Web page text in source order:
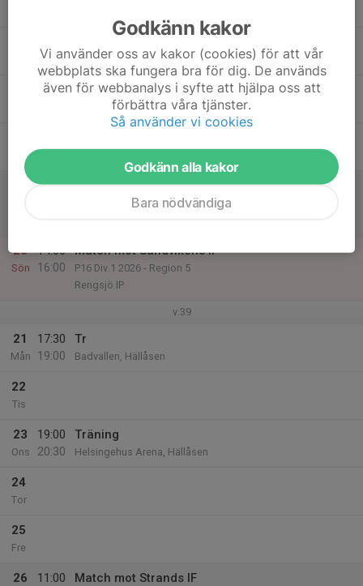
20:30
Helsingehus Arena, Hällåsen
14:00
Match mot Edsbyns IF FF
Pojkar 16 GUDH Höst A
20
Sön
14:00
16:00
Match mot Sandvikens IF
P16 Div.1 2026 - Region 5
Rengsjö IP
v.39
21
Mån
17:30
19:00
Tr
Badvallen, Hällåsen
22
Tis
23
Ons
19:00
20:30
Träning
Helsingehus Arena, Hällåsen
24
Tor
25
Fre
26
11:00
Match mot Strands IF
Godkänn kakor
Vi använder oss av kakor (cookies) för att vår
webbplats ska fungera bra för dig. De används
även för webbanalys i syfte att hjälpa oss att
förbättra våra tjänster.
Så använder vi cookies
Godkänn alla kakor
Bara nödvändiga